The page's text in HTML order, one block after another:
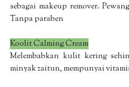
sebagai makeup remover.
Tanpa paraben
Koolit Calming Cream
Melembabkan kulit kering
minyak zaitun, mempunyai